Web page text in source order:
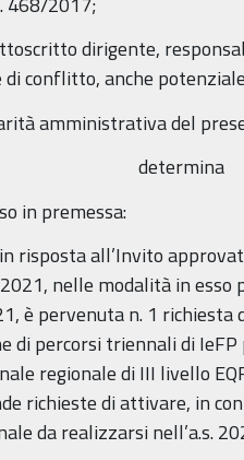
dirigente,
conflitto, anche
amministrativa del
determina
in premessa:
risposta all’Invito
nelle modalità in
è pervenuta n. 1 richiesta
di percorsi triennali di
regionale di III livello
richieste di attivare, in
da realizzarsi nell’a.s.